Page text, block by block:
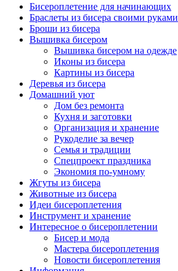
Бисероплетение для начинающих
Браслеты из бисера своими руками
Броши из бисера
Вышивка бисером
Вышивка бисером на одежде
Иконы из бисера
Картины из бисера
Деревья из бисера
Домашний уют
Дом без ремонта
Кухня и заготовки
Организация и хранение
Рукоделие за вечер
Семья и традиции
Спецпроект праздника
Экономия по-умному
Жгуты из бисера
Животные из бисера
Идеи бисероплетения
Инструмент и хранение
Интересное о бисероплетении
Бисер и мода
Мастера бисероплетения
Новости бисероплетения